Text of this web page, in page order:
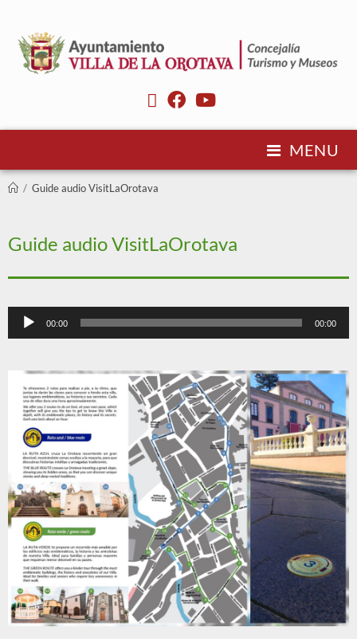
MENU
/ Guide audio VisitLaOrotava
Guide audio VisitLaOrotava
Lecteur
audio
00:00 00:00